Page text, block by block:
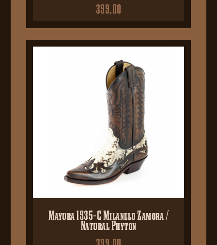
399,00
Mayura 1935-C Milanelo Zamora /
Natural Phyton